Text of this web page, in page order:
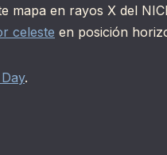
mapa en rayos X del
celeste en posición
.